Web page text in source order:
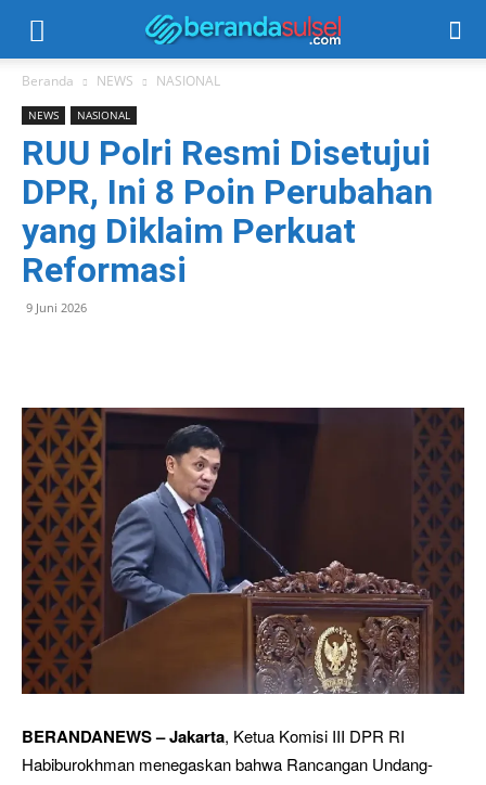
Beranda NEWS NASIONAL
NEWS NASIONAL
RUU Polri Resmi Disetujui
DPR, Ini 8 Poin Perubahan
yang Diklaim Perkuat
Reformasi
9 Juni 2026
BERANDANEWS – Jakarta, Ketua Komisi III DPR RI
Habiburokhman menegaskan bahwa Rancangan Undang-